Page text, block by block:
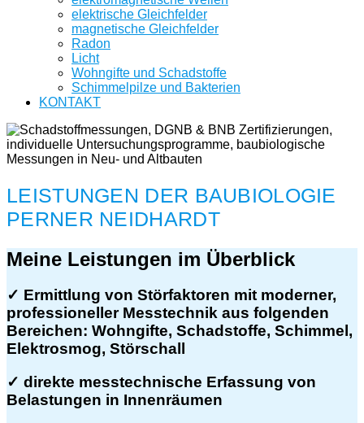
elektrische Gleichfelder
magnetische Gleichfelder
Radon
Licht
Wohngifte und Schadstoffe
Schimmelpilze und Bakterien
KONTAKT
LEISTUNGEN DER BAUBIOLOGIE
PERNER NEIDHARDT
Meine Leistungen im Überblick
✓ Ermittlung von Störfaktoren mit moderner,
professioneller Messtechnik aus folgenden
Bereichen: Wohngifte, Schadstoffe, Schimmel,
Elektrosmog, Störschall
✓ direkte messtechnische Erfassung von
Belastungen in Innenräumen